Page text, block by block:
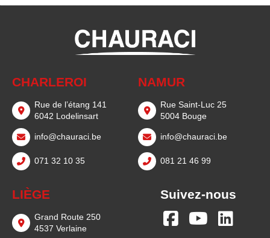
CHARLEROI
Rue de l’étang 141
6042 Lodelinsart
info@chauraci.be
071 32 10 35
NAMUR
Rue Saint-Luc 25
5004 Bouge
info@chauraci.be
081 21 46 99
LIÈGE
Grand Route 250
4537 Verlaine
Suivez-nous